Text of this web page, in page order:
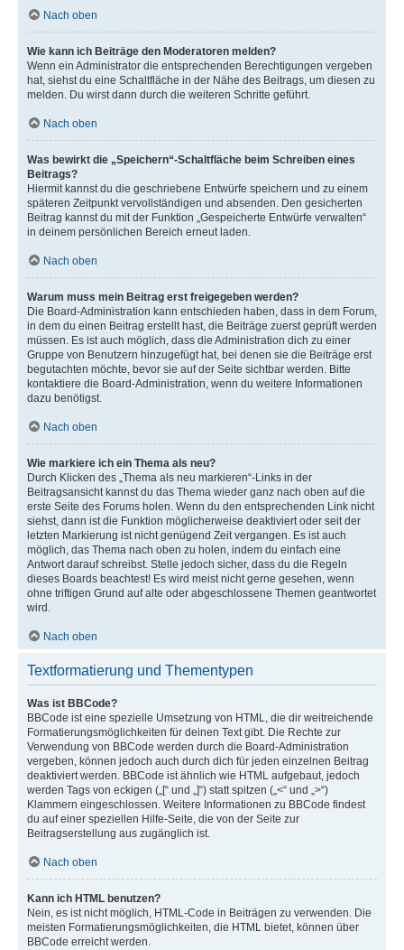
Nach oben
Wie kann ich Beiträge den Moderatoren melden?
Wenn ein Administrator die entsprechenden Berechtigungen vergeben
hat, siehst du eine Schaltfläche in der Nähe des Beitrags, um diesen zu
melden. Du wirst dann durch die weiteren Schritte geführt.
Nach oben
Was bewirkt die „Speichern“-Schaltfläche beim Schreiben eines
Beitrags?
Hiermit kannst du die geschriebene Entwürfe speichern und zu einem
späteren Zeitpunkt vervollständigen und absenden. Den gesicherten
Beitrag kannst du mit der Funktion „Gespeicherte Entwürfe verwalten“
in deinem persönlichen Bereich erneut laden.
Nach oben
Warum muss mein Beitrag erst freigegeben werden?
Die Board-Administration kann entschieden haben, dass in dem Forum,
in dem du einen Beitrag erstellt hast, die Beiträge zuerst geprüft werden
müssen. Es ist auch möglich, dass die Administration dich zu einer
Gruppe von Benutzern hinzugefügt hat, bei denen sie die Beiträge erst
begutachten möchte, bevor sie auf der Seite sichtbar werden. Bitte
kontaktiere die Board-Administration, wenn du weitere Informationen
dazu benötigst.
Nach oben
Wie markiere ich ein Thema als neu?
Durch Klicken des „Thema als neu markieren“-Links in der
Beitragsansicht kannst du das Thema wieder ganz nach oben auf die
erste Seite des Forums holen. Wenn du den entsprechenden Link nicht
siehst, dann ist die Funktion möglicherweise deaktiviert oder seit der
letzten Markierung ist nicht genügend Zeit vergangen. Es ist auch
möglich, das Thema nach oben zu holen, indem du einfach eine
Antwort darauf schreibst. Stelle jedoch sicher, dass du die Regeln
dieses Boards beachtest! Es wird meist nicht gerne gesehen, wenn
ohne triftigen Grund auf alte oder abgeschlossene Themen geantwortet
wird.
Nach oben
Textformatierung und Thementypen
Was ist BBCode?
BBCode ist eine spezielle Umsetzung von HTML, die dir weitreichende
Formatierungsmöglichkeiten für deinen Text gibt. Die Rechte zur
Verwendung von BBCode werden durch die Board-Administration
vergeben, können jedoch auch durch dich für jeden einzelnen Beitrag
deaktiviert werden. BBCode ist ähnlich wie HTML aufgebaut, jedoch
werden Tags von eckigen („[“ und „]“) statt spitzen („<“ und „>“)
Klammern eingeschlossen. Weitere Informationen zu BBCode findest
du auf einer speziellen Hilfe-Seite, die von der Seite zur
Beitragserstellung aus zugänglich ist.
Nach oben
Kann ich HTML benutzen?
Nein, es ist nicht möglich, HTML-Code in Beiträgen zu verwenden. Die
meisten Formatierungsmöglichkeiten, die HTML bietet, können über
BBCode erreicht werden.